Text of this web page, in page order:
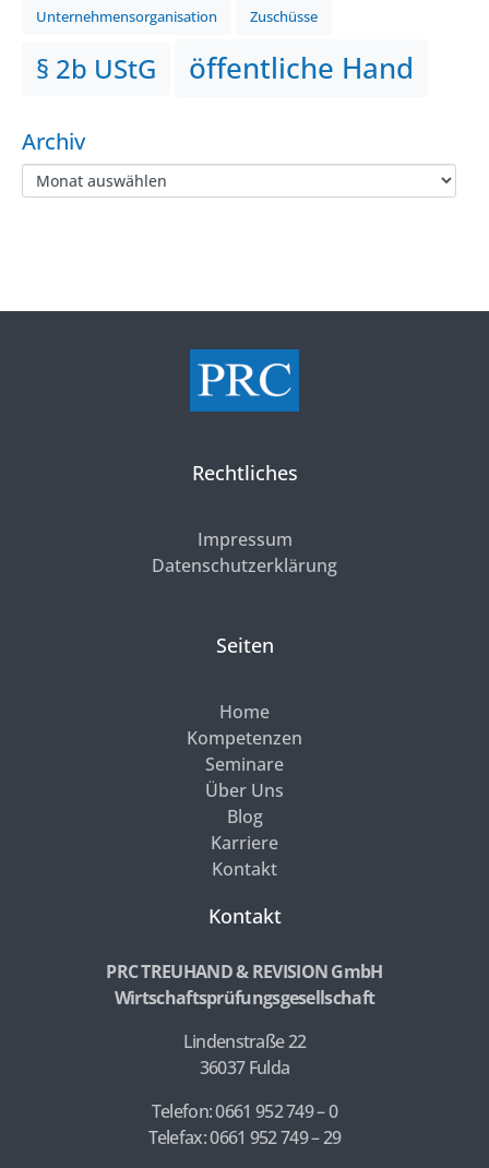
Unternehmensorganisation Zuschüsse
§ 2b UStG öffentliche Hand
Archiv
Rechtliches
Impressum
Datenschutzerklärung
Seiten
Home
Kompetenzen
Seminare
Über Uns
Blog
Karriere
Kontakt
Kontakt
PRC TREUHAND & REVISION GmbH
Wirtschaftsprüfungsgesellschaft
Lindenstraße 22
36037 Fulda
Telefon: 0661 952 749 – 0
Telefax: 0661 952 749 – 29